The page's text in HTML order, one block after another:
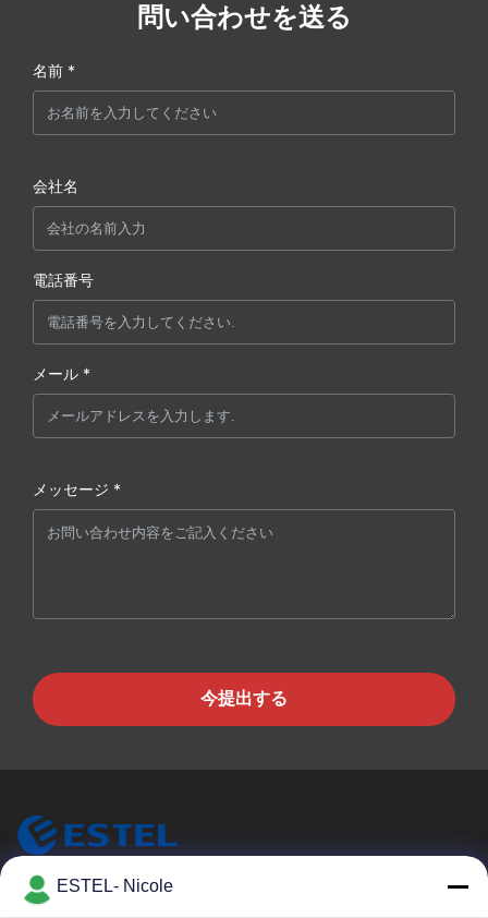
問い合わせを送る
名前 *
会社名
電話番号
メール *
メッセージ *
今提出する
ESTEL (GUANGDONG) TECHNOLOGY CO., LTD.
ESTEL- Nicole